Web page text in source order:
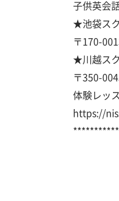
子供英会
★池袋ス
〒170-
★川越ス
〒350-
体験レッ
https://